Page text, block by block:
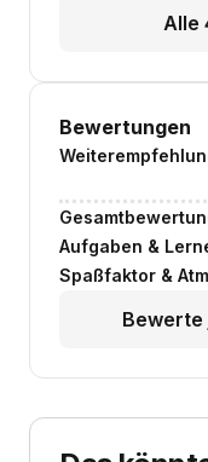
Alle
Bewertungen
Aufgaben &
Spaßfaktor &